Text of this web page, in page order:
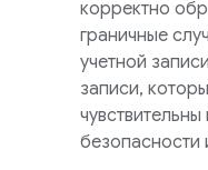
корректно
граничные
учетной
записи,
безопасности